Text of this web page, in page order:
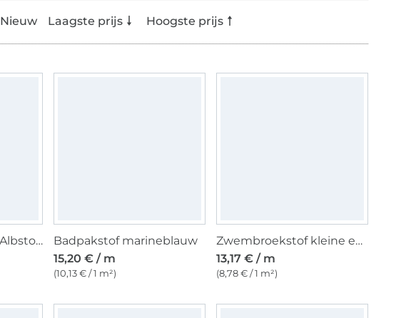
Nieuw Laagste prijs Hoogste prijs
Functionele jersey Albstoffe Hamburger Liebe Botanical Herbs, zwart
Badpakstof marineblauw
15,20 € / m
(10,13 € / 1 m²)
Zwembroekstof kleine eenden, marineblauw
13,17 € / m
(8,78 € / 1 m²)